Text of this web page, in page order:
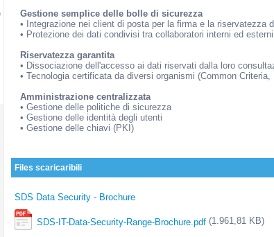
Gestione semplice delle bolle di sicurezza
• Integrazione nei client di posta per la firma e la riservatezza
• Protezione dei dati condivisi tra collaboratori interni ed esterni
Riservatezza garantita
• Dissociazione dell'accesso ai dati riservati dalla loro
• Tecnologia certificata da diversi organismi (Common Criteria,
Amministrazione centralizzata
• Gestione delle politiche di sicurezza
• Gestione delle identità degli utenti
• Gestione delle chiavi (PKI)
Files scaricaribili
SDS Data Security - Brochure
SDS-IT-Data-Security-Range-Brochure.pdf (1.961,81 KB)